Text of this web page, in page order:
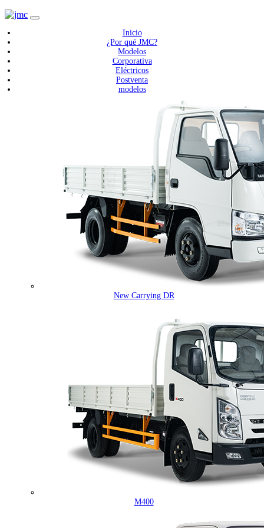
Inicio
¿Por qué JMC?
Modelos
Corporativa
Eléctricos
Postventa
modelos
New Carrying DR
M400